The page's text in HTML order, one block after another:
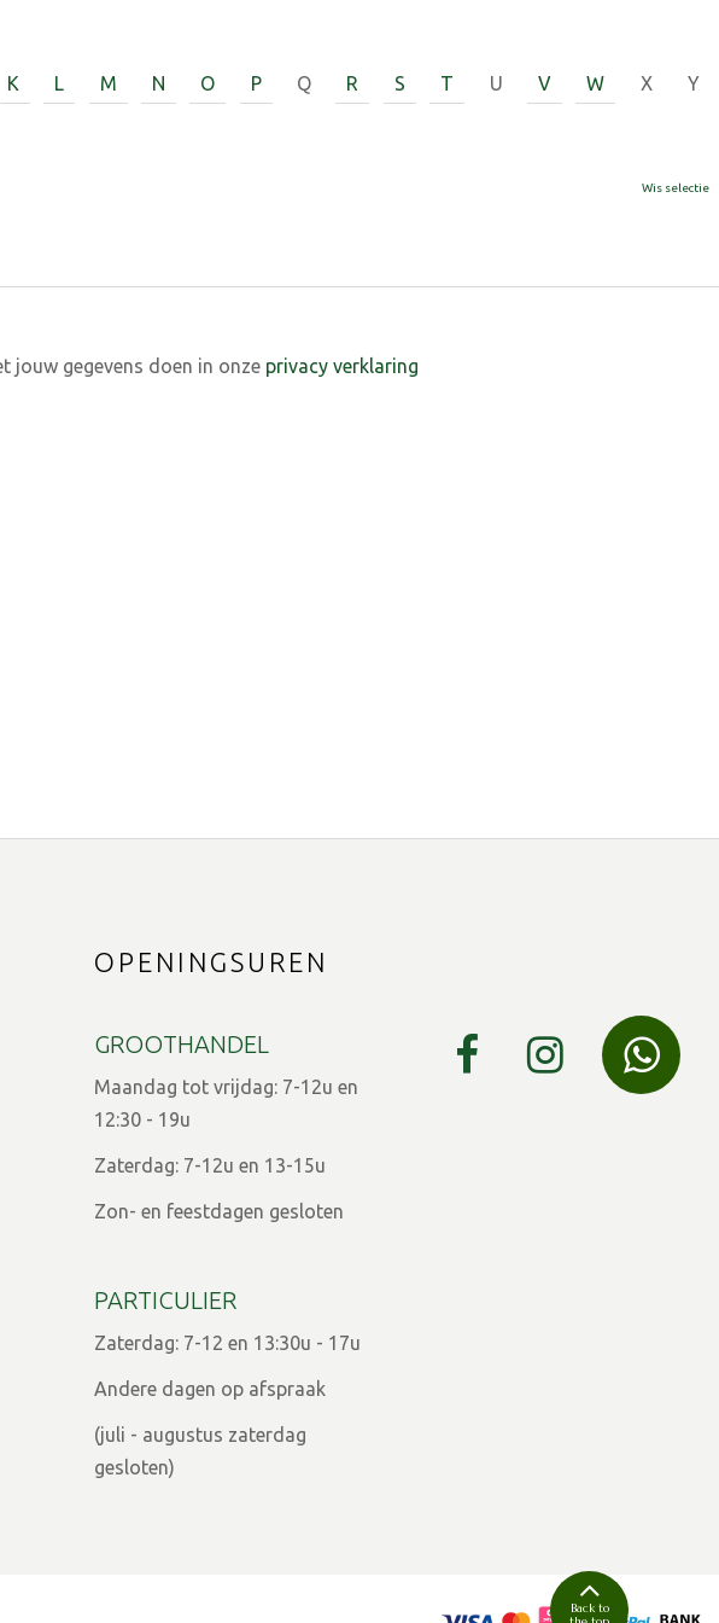
K L M N O P Q R S T U V W X Y
Wis selectie
jouw gegevens doen in onze privacy verklaring
OPENINGSUREN
GROOTHANDEL
Maandag tot vrijdag: 7-12u en
12:30 - 19u
Zaterdag: 7-12u en 13-15u
Zon- en feestdagen gesloten
PARTICULIER
Zaterdag: 7-12 en 13:30u - 17u
Andere dagen op afspraak
(juli - augustus zaterdag
gesloten)
Back to